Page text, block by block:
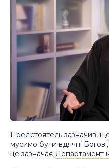
Предстоятель зазначив,
мусимо бути вдячні
це зазначає Департамент